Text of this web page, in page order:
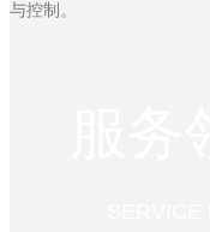
与控制。